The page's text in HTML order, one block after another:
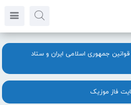
جمهوری اسلامی ایران و ستاد
فاز موزیک